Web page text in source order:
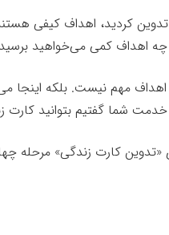
کردید، اهداف کیفی
چه اهداف کمی می‌خواهید
مهم نیست. بلکه اینجا
شما گفتیم بتوانید کارت
کارت زندگی» مرحله